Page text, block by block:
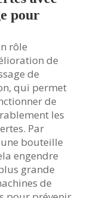
pour
rôle
de
de
qui permet
de
les
Par
bouteille
engendre
grande
de